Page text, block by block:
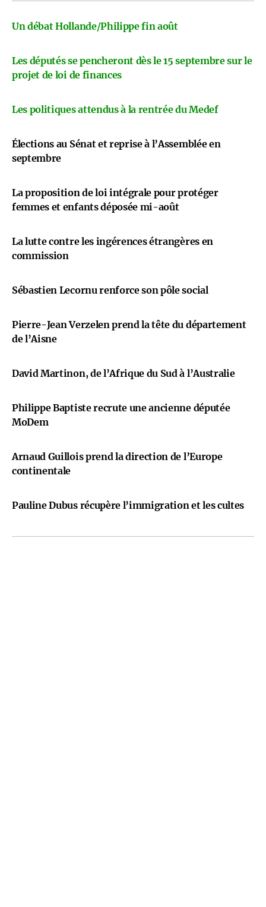
Un débat Hollande/Philippe fin août
Les députés se pencheront dès le 15 septembre sur le
projet de loi de finances
Les politiques attendus à la rentrée du Medef
Élections au Sénat et reprise à l’Assemblée en
septembre
La proposition de loi intégrale pour protéger
femmes et enfants déposée mi-août
La lutte contre les ingérences étrangères en
commission
Sébastien Lecornu renforce son pôle social
Pierre-Jean Verzelen prend la tête du département
de l’Aisne
David Martinon, de l’Afrique du Sud à l’Australie
Philippe Baptiste recrute une ancienne députée
MoDem
Arnaud Guillois prend la direction de l’Europe
continentale
Pauline Dubus récupère l’immigration et les cultes